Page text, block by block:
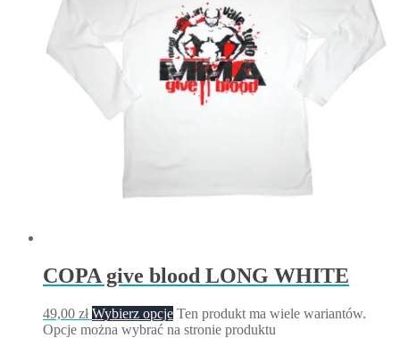
COPA give blood LONG WHITE
49,00 zł Wybierz opcje Ten produkt ma wiele wariantów.
Opcje można wybrać na stronie produktu